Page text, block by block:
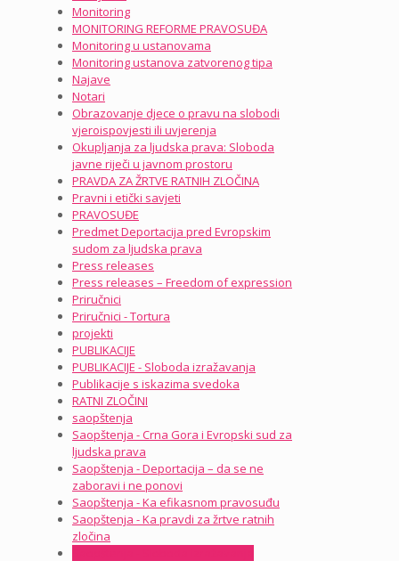
Monitoring
MONITORING REFORME PRAVOSUĐA
Monitoring u ustanovama
Monitoring ustanova zatvorenog tipa
Najave
Notari
Obrazovanje djece o pravu na slobodi
vjeroispovjesti ili uvjerenja
Okupljanja za ljudska prava: Sloboda
javne riječi u javnom prostoru
PRAVDA ZA ŽRTVE RATNIH ZLOČINA
Pravni i etički savjeti
PRAVOSUĐE
Predmet Deportacija pred Evropskim
sudom za ljudska prava
Press releases
Press releases – Freedom of expression
Priručnici
Priručnici - Tortura
projekti
PUBLIKACIJE
PUBLIKACIJE - Sloboda izražavanja
Publikacije s iskazima svedoka
RATNI ZLOČINI
saopštenja
Saopštenja - Crna Gora i Evropski sud za
ljudska prava
Saopštenja - Deportacija – da se ne
zaboravi i ne ponovi
Saopštenja - Ka efikasnom pravosuđu
Saopštenja - Ka pravdi za žrtve ratnih
zločina